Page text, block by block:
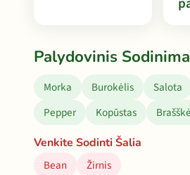
Palydovinis
Morka Burokėlis Salota
Pepper
Kopūstas
Venkite Sodinti Šalia
Bean
Žirnis